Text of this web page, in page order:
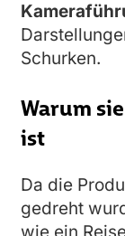
Schurken.
Warum
ist
Da die
gedreht